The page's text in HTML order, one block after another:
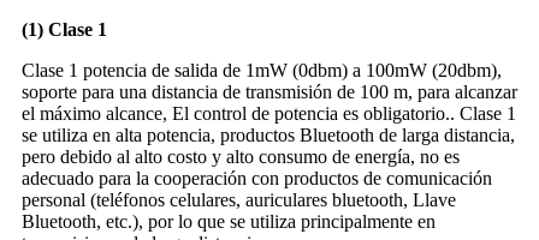
(1) Clase 1
Clase 1 potencia de salida de 1mW (0dbm) a 100mW (20dbm),
soporte para una distancia de transmisión de 100 m, para alcanzar
el máximo alcance, El control de potencia es obligatorio.. Clase 1
se utiliza en alta potencia, productos Bluetooth de larga distancia,
pero debido al alto costo y alto consumo de energía, no es
adecuado para la cooperación con productos de comunicación
personal (teléfonos celulares, auriculares bluetooth, Llave
Bluetooth, etc.), por lo que se utiliza principalmente en